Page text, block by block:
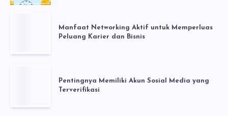
Manfaat Networking Aktif untuk Memperluas
Peluang Karier dan Bisnis
Pentingnya Memiliki Akun Sosial Media yang
Terverifikasi